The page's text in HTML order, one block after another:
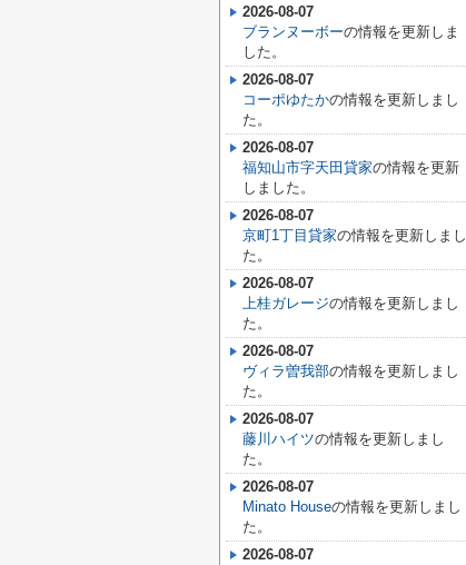
2026-08-07
ブランヌーボーの情報を更新しま
した。
2026-08-07
コーポゆたかの情報を更新しまし
た。
2026-08-07
福知山市字天田貸家の情報を更新
しました。
2026-08-07
京町1丁目貸家の情報を更新しまし
た。
2026-08-07
上桂ガレージの情報を更新しまし
た。
2026-08-07
ヴィラ曽我部の情報を更新しまし
た。
2026-08-07
藤川ハイツの情報を更新しまし
た。
2026-08-07
Minato Houseの情報を更新しまし
た。
2026-08-07